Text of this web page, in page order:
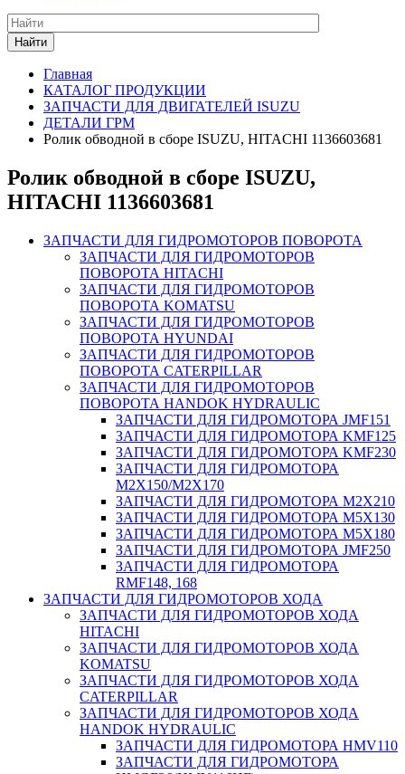
Найти
Главная
КАТАЛОГ ПРОДУКЦИИ
ЗАПЧАСТИ ДЛЯ ДВИГАТЕЛЕЙ ISUZU
ДЕТАЛИ ГРМ
Ролик обводной в сборе ISUZU, HITACHI 1136603681
Ролик обводной в сборе ISUZU,
HITACHI 1136603681
ЗАПЧАСТИ ДЛЯ ГИДРОМОТОРОВ ПОВОРОТА
ЗАПЧАСТИ ДЛЯ ГИДРОМОТОРОВ
ПОВОРОТА HITACHI
ЗАПЧАСТИ ДЛЯ ГИДРОМОТОРОВ
ПОВОРОТА KOMATSU
ЗАПЧАСТИ ДЛЯ ГИДРОМОТОРОВ
ПОВОРОТА HYUNDAI
ЗАПЧАСТИ ДЛЯ ГИДРОМОТОРОВ
ПОВОРОТА CATERPILLAR
ЗАПЧАСТИ ДЛЯ ГИДРОМОТОРОВ
ПОВОРОТА HANDOK HYDRAULIC
ЗАПЧАСТИ ДЛЯ ГИДРОМОТОРА JMF151
ЗАПЧАСТИ ДЛЯ ГИДРОМОТОРА KMF125
ЗАПЧАСТИ ДЛЯ ГИДРОМОТОРА KMF230
ЗАПЧАСТИ ДЛЯ ГИДРОМОТОРА
M2X150/M2X170
ЗАПЧАСТИ ДЛЯ ГИДРОМОТОРА M2X210
ЗАПЧАСТИ ДЛЯ ГИДРОМОТОРА M5X130
ЗАПЧАСТИ ДЛЯ ГИДРОМОТОРА M5X180
ЗАПЧАСТИ ДЛЯ ГИДРОМОТОРА JMF250
ЗАПЧАСТИ ДЛЯ ГИДРОМОТОРА
RMF148, 168
ЗАПЧАСТИ ДЛЯ ГИДРОМОТОРОВ ХОДА
ЗАПЧАСТИ ДЛЯ ГИДРОМОТОРОВ ХОДА
HITACHI
ЗАПЧАСТИ ДЛЯ ГИДРОМОТОРОВ ХОДА
KOMATSU
ЗАПЧАСТИ ДЛЯ ГИДРОМОТОРОВ ХОДА
CATERPILLAR
ЗАПЧАСТИ ДЛЯ ГИДРОМОТОРОВ ХОДА
HANDOK HYDRAULIC
ЗАПЧАСТИ ДЛЯ ГИДРОМОТОРА HMV110
ЗАПЧАСТИ ДЛЯ ГИДРОМОТОРА